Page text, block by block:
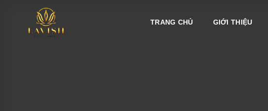
TRANG CHỦ GIỚI THIỆU